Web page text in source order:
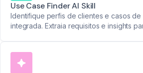
Use Case Finder AI Skill
Identifique perfis de clientes e casos de
integrada. Extraia requisitos e insights